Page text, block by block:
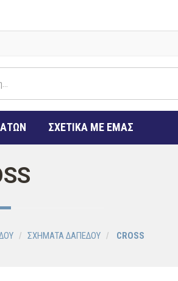
ΣΧΕΤΙΚΑ ΜΕ ΕΜΑΣ
ΣΧΗΜΑΤΑ ΔΑΠΕΔΟΥ CROSS